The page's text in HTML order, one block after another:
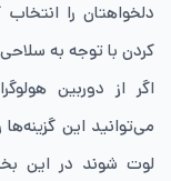
دلخواهتان را
کردن با توجه به
می‌توانید این
لوت شوند در این